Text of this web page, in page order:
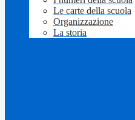
Le carte della scuola
Organizzazione
La storia